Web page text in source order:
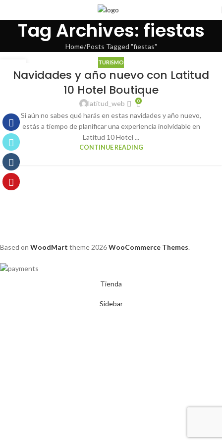
Tag Archives: fiestas
Home Posts Tagged "fiestas"
25
OCT
TURISMO
Navidades y año nuevo con Latitud
10 Hotel Boutique
latitud_web 0
Si aún no sabes qué harás en estas navidades y año nuevo,
estás a tiempo de planificar una experiencia inolvidable en
Latitud 10 Hotel ...
CONTINUE READING
Based on WoodMart theme 2026WooCommerce Themes.
Tienda
Sidebar